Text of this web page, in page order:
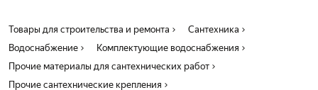
прочных материалов;- высокая скорость и простота монтажа
позволят справиться с установкой умывальника даже новичку;-
оцинкованная сталь не подвержена воздействию коррозии и
химикатов. Товар продается в ассортименте.
Вес, кг 0.102
Товары для строительства и ремонта
Сантехника
Водоснабжение
Комплектующие водоснабжения
Прочие материалы для сантехнических работ
Прочие сантехнические крепления